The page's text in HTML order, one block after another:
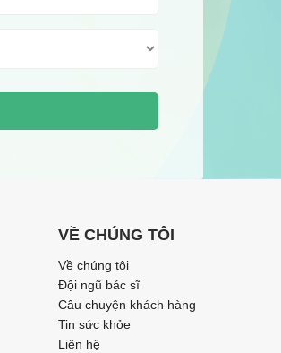
VỀ CHÚNG TÔI
Về chúng tôi
Đội ngũ bác sĩ
Câu chuyện khách hàng
Tin sức khỏe
Liên hệ